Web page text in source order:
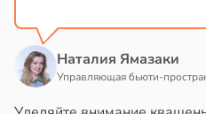
Наталия Ямазаки
Управляющая бьюти-